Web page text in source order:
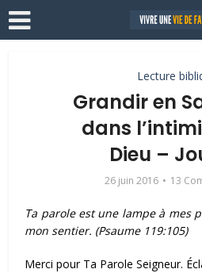
Lecture
Grandir en
dans
Dieu –
26 juin 2016 13
Ta parole est une lampe à mes
mon sentier. (Psaume 119:105)
Merci pour Ta Parole Seigneur.